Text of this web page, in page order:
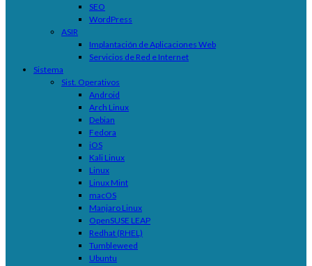
SEO
WordPress
ASIR
Implantación de Aplicaciones Web
Servicios de Red e Internet
Sistema
Sist. Operativos
Android
Arch Linux
Debian
Fedora
iOS
Kali Linux
Linux
Linux Mint
macOS
Manjaro Linux
OpenSUSE LEAP
Redhat (RHEL)
Tumbleweed
Ubuntu